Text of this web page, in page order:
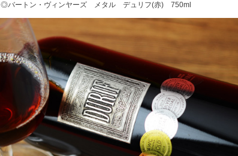
◎バートン・ヴィンヤーズ メタル デュリフ(赤) 750ml